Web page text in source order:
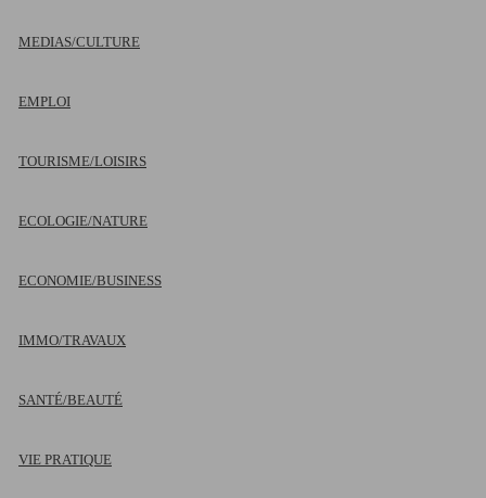
MEDIAS/CULTURE
EMPLOI
TOURISME/LOISIRS
ECOLOGIE/NATURE
ECONOMIE/BUSINESS
IMMO/TRAVAUX
SANTÉ/BEAUTÉ
VIE PRATIQUE